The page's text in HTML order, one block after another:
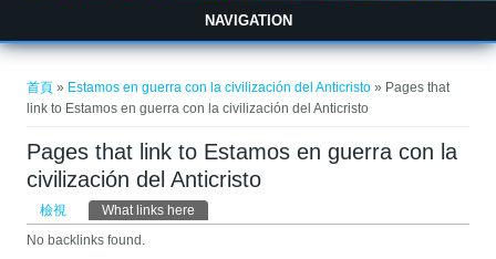
NAVIGATION
首頁 » Estamos en guerra con la civilización del Anticristo » Pages that
link to Estamos en guerra con la civilización del Anticristo
Pages that link to Estamos en guerra con la
civilización del Anticristo
主要索引標籤
檢視 What links here
No backlinks found.